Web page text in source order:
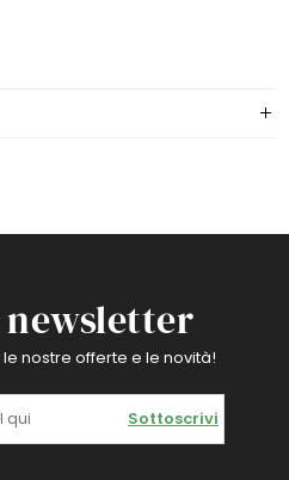
nostre offerte e le novità!
Sottoscrivi